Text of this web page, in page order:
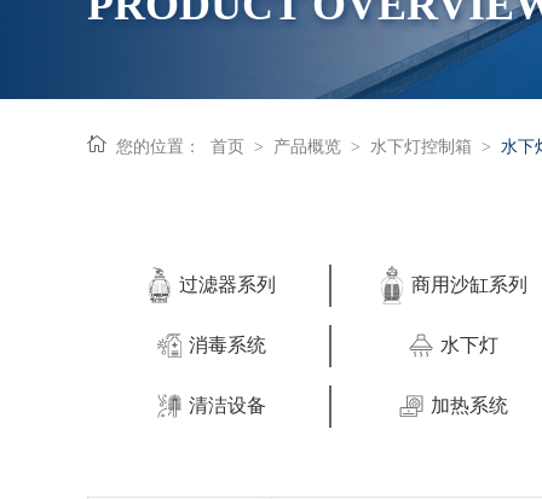
您的位置： 首页 > 产品概览 > 水下灯控制箱 > 水下
过滤器系列 商用沙缸系列
消毒系统 水下灯
清洁设备 加热系统